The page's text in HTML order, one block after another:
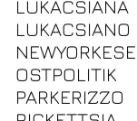
LUKACSIANA
LUKACSIANO
NEWYORKESE
OSTPOLITIK
PARKERIZZO